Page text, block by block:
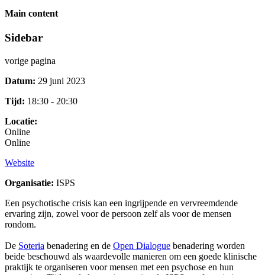
Main content
Sidebar
vorige pagina
Datum: 29 juni 2023
Tijd: 18:30 - 20:30
Locatie:
Online
Online
Website
Organisatie: ISPS
Een psychotische crisis kan een ingrijpende en vervreemdende
ervaring zijn, zowel voor de persoon zelf als voor de mensen
rondom.
De Soteria benadering en de Open Dialogue benadering worden
beide beschouwd als waardevolle manieren om een goede klinische
praktijk te organiseren voor mensen met een psychose en hun